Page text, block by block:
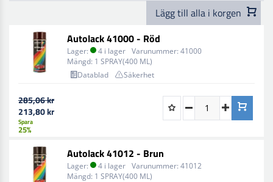
Lägg till alla i korgen
Autolack 41000 - Röd
Lager: 4 i lager Varunummer: 41000
Mängd: 1 SPRAY(400 ML)
Datablad
Säkerhet
285,06 kr
213,80 kr
Spara
25%
Autolack 41012 - Brun
Lager: 4 i lager Varunummer: 41012
Mängd: 1 SPRAY(400 ML)